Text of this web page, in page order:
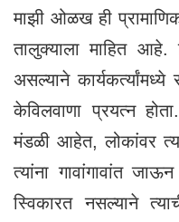
माझी ओळख ही
तालुक्याला माहित आहे.
असल्याने कार्यकर्त्यांमध्ये
केविलवाणा प्रयत्न
मंडळी आहेत, लोकांवर
त्यांना गावांगावांत
स्विकारत नसल्याने